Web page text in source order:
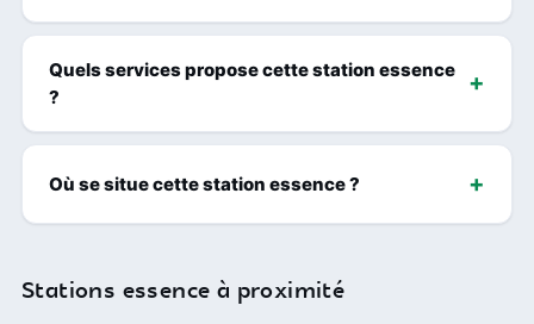
Quels services propose cette station essence
?
Où se situe cette station essence ?
Stations essence à proximité